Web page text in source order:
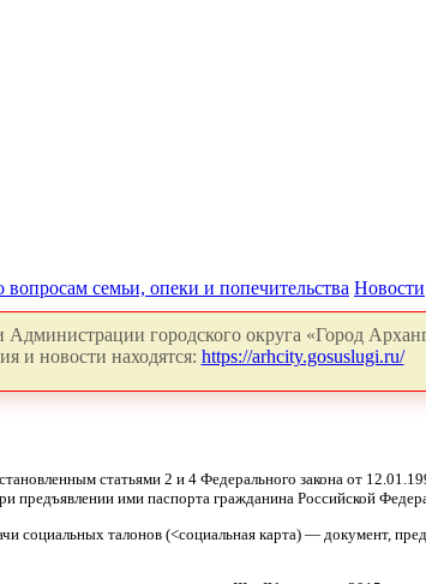
вопросам семьи, опеки и попечительства Новости
Администрации городского округа «Город
и новости находятся: https://arhcity.gosuslugi.ru/
статьями 2 и 4 Федерального закона от
предъявлении ими паспорта гражданина Российской
социальных талонов (<социальная карта) — документ,